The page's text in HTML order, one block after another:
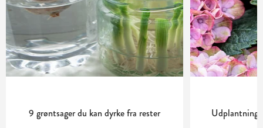
9 grøntsager du kan dyrke fra rester Udplantning